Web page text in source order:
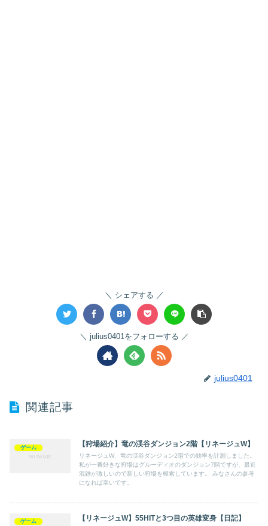
シェアする
julius0401をフォローする
julius0401
関連記事
ゲーム 【狩場紹介】竜の渓谷ダンジョン2階【リネージュW】
リネージュW、竜の渓谷ダンジョン2階での効率を計測しました。
私が一番好きな狩場はグルーディオのダンジョン7階ですが、最近
混雑が激しいので新しい狩場を模索しています。 みなさんの参考
になれば幸いです。
ゲーム 【リネージュW】55HITと3つ目の英雄変身【日記】